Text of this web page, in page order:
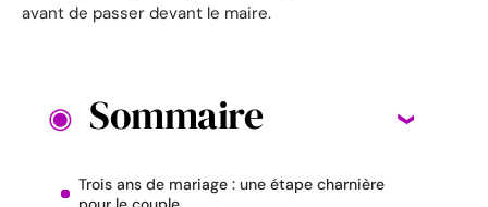
avant de passer devant le maire.
Sommaire
Trois ans de mariage : une étape charnière